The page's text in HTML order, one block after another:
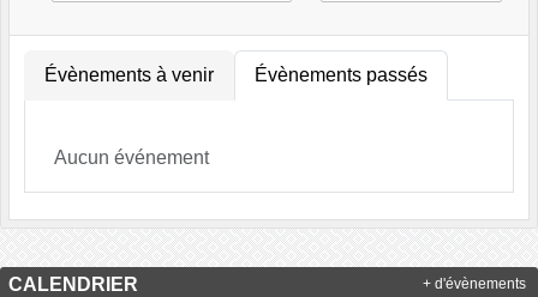
Évènements à venir Évènements passés
Aucun événement
CALENDRIER + d'évènements